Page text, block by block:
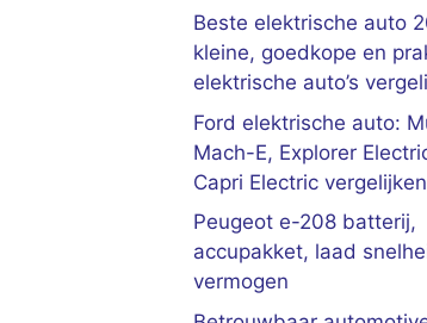
Beste elektrische auto
kleine, goedkope en
elektrische auto’s
Ford elektrische auto:
Mach-E, Explorer
Capri Electric vergelijken
Peugeot e-208 batterij,
accupakket, laad
vermogen